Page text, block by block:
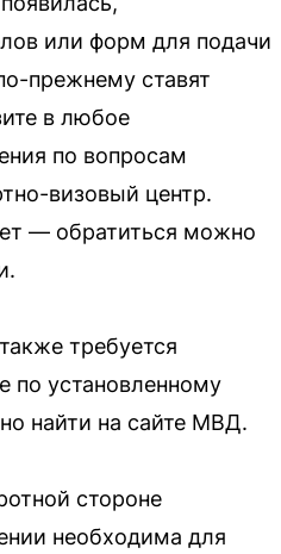
или форм для подачи
прежнему ставят
в любое
по вопросам
визовый центр.
— обратиться можно
требуется
по установленному
найти на сайте МВД.
стороне
необходима для